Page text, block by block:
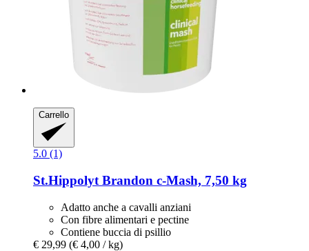
Carrello
5.0 (1)
St.Hippolyt Brandon c-​Mash, 7,50 kg
Adatto anche a cavalli anziani
Con fibre alimentari e pectine
Contiene buccia di psillio
€ 29,99 (€ 4,00 / kg)